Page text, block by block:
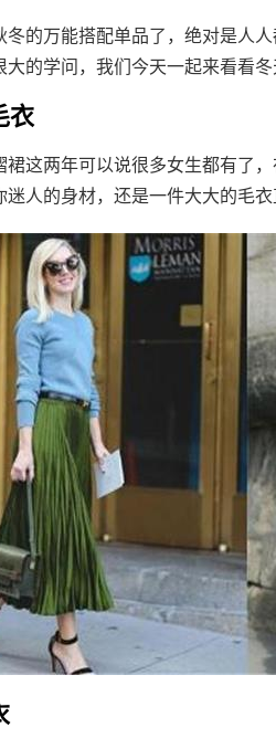
冬的万能搭配单品了，绝对是人
的学问，我们今天一起来看看冬
衣
裙这两年可以说很多女生都有了
人的身材，还是一件大大的毛衣